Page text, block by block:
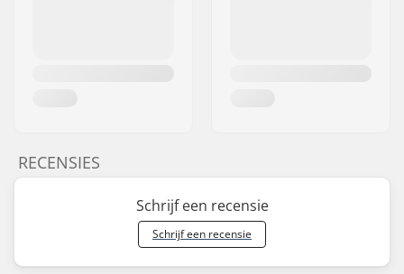
RECENSIES
Schrijf een recensie
Schrijf een recensie